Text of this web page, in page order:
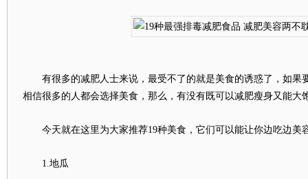
有很多的减肥人士来说，最受不了的就是美食的诱惑了，如果
相信很多的人都会选择美食，那么，有没有既可以减肥瘦身又能大
今天就在这里为大家推荐19种美食，它们可以能让你边吃边美
1.地瓜